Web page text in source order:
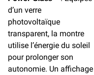
d’un verre
photovoltaïque
transparent, la montre
utilise l’énergie du soleil
pour prolonger son
autonomie. Un affichage